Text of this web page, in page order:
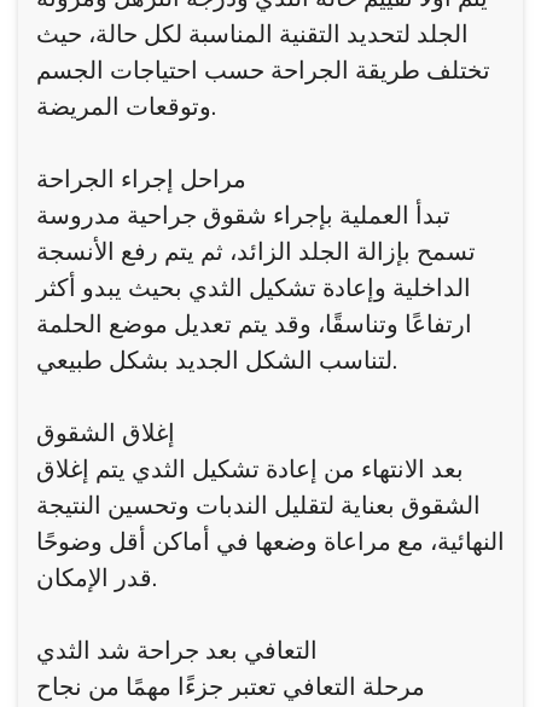
الجلد لتحديد التقنية المناسبة لكل حالة، حيث
تختلف طريقة الجراحة حسب احتياجات الجسم
وتوقعات المريضة.
مراحل إجراء الجراحة
تبدأ العملية بإجراء شقوق جراحية مدروسة
تسمح بإزالة الجلد الزائد، ثم يتم رفع الأنسجة
الداخلية وإعادة تشكيل الثدي بحيث يبدو أكثر
ارتفاعًا وتناسقًا، وقد يتم تعديل موضع الحلمة
لتناسب الشكل الجديد بشكل طبيعي.
إغلاق الشقوق
بعد الانتهاء من إعادة تشكيل الثدي يتم إغلاق
الشقوق بعناية لتقليل الندبات وتحسين النتيجة
النهائية، مع مراعاة وضعها في أماكن أقل وضوحًا
قدر الإمكان.
التعافي بعد جراحة شد الثدي
مرحلة التعافي تعتبر جزءًا مهمًا من نجاح